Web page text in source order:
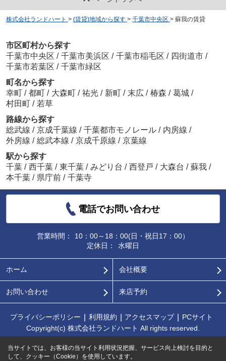
株式会社ランドハート > (賃貸)地域から探す > 千葉市中央区 > 蘇我の賃貸
市区町村から探す
千葉市中央区 / 千葉市美浜区 / 千葉市稲毛区 / 四街道市 /
千葉市若葉区 / 千葉市緑区
町名から探す
幸町 / 都町 / 大森町 / 祐光 / 新町 / 末広 / 椿森 / 葛城 /
村田町 / 若草
路線から探す
総武線 / 京成千葉線 / 千葉都市モノレール / 内房線 /
外房線 / 総武本線 / 京成千原線 / 京葉線
駅から探す
千葉 / 西千葉 / 東千葉 / みどり台 / 西登戸 / 大森台 / 蘇我 /
本千葉 / 県庁前 / 千葉寺
電話でお問い合わせ
営業時間：
10：00～18：00(日・祝日17：00）
定休日：
水曜日
ホーム 会社概要
お問い合わせ 来店予約
プライバシーポリシー 利用規約 アクセスマップ
PCサイト
Copyright(c) 株式会社ランドハート All rights reserved.
当サイトでは、お客様の当サイト利用状況把握、サービス向上検討を目的と
して、クッキー（Cookie）を使用しています。